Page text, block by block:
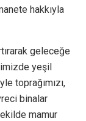
hakkıyla
geleceğe
yeşil
toprağımızı,
binalar
mamur